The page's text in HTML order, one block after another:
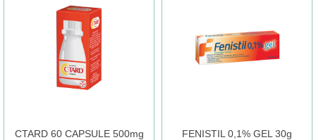
1G/100G AL
200MG
CTARD 60 CAPSULE 500mg
FENISTIL 0,1% GEL 30g